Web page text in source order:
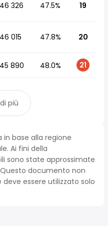
46 326 47.5% 19
015 47.8% 20
45 890 48.0% 21
più
in base alla regione
Ai fini della
sono state approssimate
documento non
essere utilizzato solo